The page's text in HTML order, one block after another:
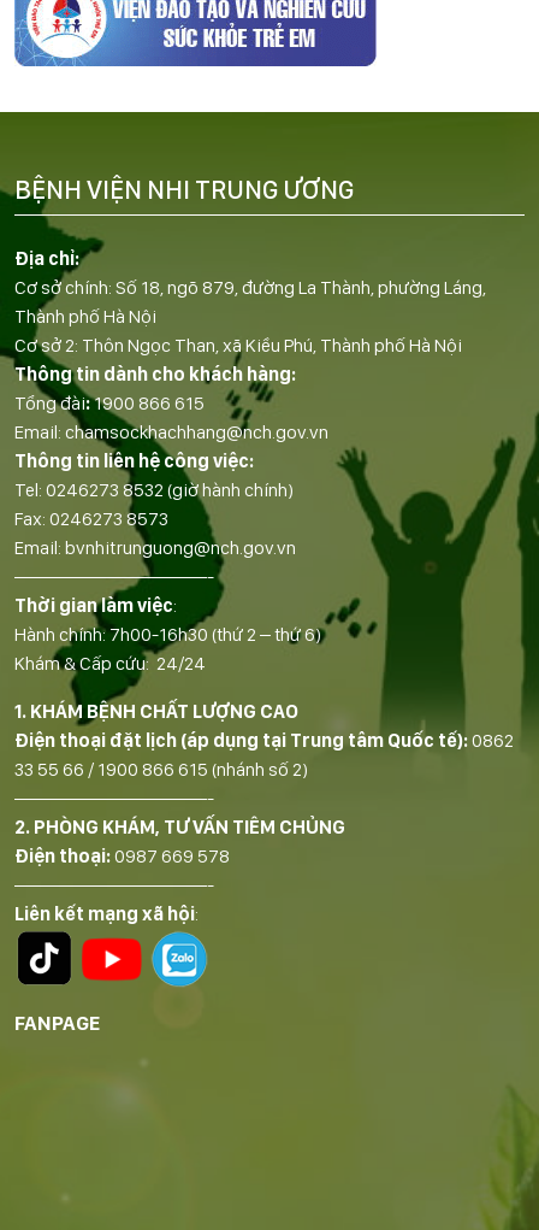
Địa chỉ:
Cơ sở chính: Số 18, ngõ 879, đường La Thành, phường Láng,
Thành phố Hà Nội
Cơ sở 2: Thôn Ngọc Than, xã Kiều Phú, Thành phố Hà Nội
Thông tin dành cho khách hàng:
Tổng đài:1900 866 615
Email: chamsockhachhang@nch.gov.vn
Thông tin liên hệ công việc:
Tel: 0246273 8532 (giờ hành chính)
Fax: 0246273 8573
Email: bvnhitrunguong@nch.gov.vn
——————————-
Thời gian làm việc:
Hành chính: 7h00-16h30 (thứ 2 – thứ 6)
Khám & Cấp cứu: 24/24
1. KHÁM BỆNH CHẤT LƯỢNG CAO
Điện thoại đặt lịch (áp dụng tại Trung tâm Quốc tế):0862
33 55 66 / 1900 866 615 (nhánh số 2)
——————————-
2. PHÒNG KHÁM, TƯ VẤN TIÊM CHỦNG
Điện thoại:0987 669 578
——————————-
Liên kết mạng xã hội:
FANPAGE
BỆNH VIỆN NHI TRUNG ƯƠNG